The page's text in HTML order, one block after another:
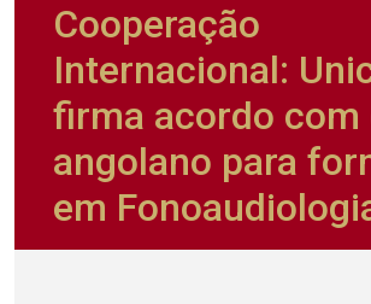
Cooperação
Internacional:
firma acordo com
angolano para
em